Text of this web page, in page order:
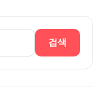
검색